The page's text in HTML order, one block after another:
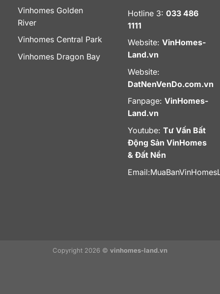
Vinhomes Golden
River
Vinhomes Central Park
Vinhomes Dragon Bay
Hotline 3: 033 486
1111
Website: VinHomes-
Land.vn
Website:
DatNenVenDo.com.vn
Fanpage: VinHomes-
Land.vn
Youtube: Tư Vấn Bất
Động Sản VinHomes
& Đất Nền
Email:
Copyright 2026 © vinhomes-land.vn